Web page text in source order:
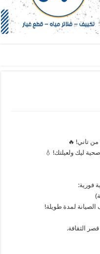
تاني! 🔥
لمدة طويلة!
الثقافة.